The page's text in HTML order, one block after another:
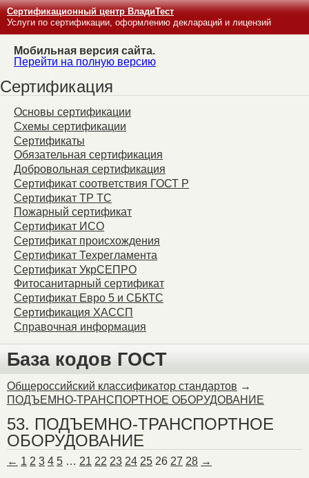
Сертификационный центр ВладиТест
Услуги по сертификации, оформлению деклараций и лицензий
Мобильная версия сайта.
Перейти на полную версию
Сертификация
Основы сертификации
Схемы сертификации
Сертификаты
Обязательная сертификация
Добровольная сертификация
Сертификат соответствия ГОСТ Р
Сертификат ТР ТС
Пожарный сертификат
Сертификат ИСО
Сертификат происхождения
Сертификат Техрегламента
Сертификат УкрСЕПРО
Фитосанитарный сертификат
Сертификат Евро 5 и СБКТС
Сертификация ХАССП
Справочная информация
База кодов ГОСТ
Общероссийский классификатор стандартов →
ПОДЪЕМНО-ТРАНСПОРТНОЕ ОБОРУДОВАНИЕ
53. ПОДЪЕМНО-ТРАНСПОРТНОЕ
ОБОРУДОВАНИЕ
← 1 2 3 4 5 … 21 22 23 24 25 26 27 28 →